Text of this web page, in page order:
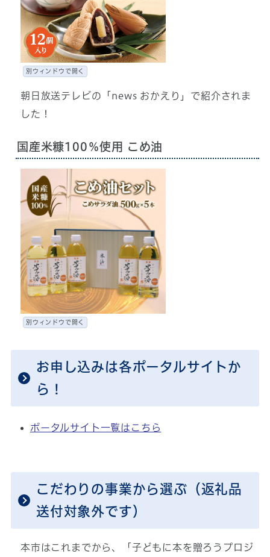
別ウィンドウで開く
朝日放送テレビの「news おかえり」で紹介されま
した！
国産米糠100％使用 こめ油
別ウィンドウで開く
お申し込みは各ポータルサイトか
ら！
ポータルサイト一覧はこちら
こだわりの事業から選ぶ（返礼品
送付対象外です）
本市はこれまでから、「子どもに本を贈ろうプロジ